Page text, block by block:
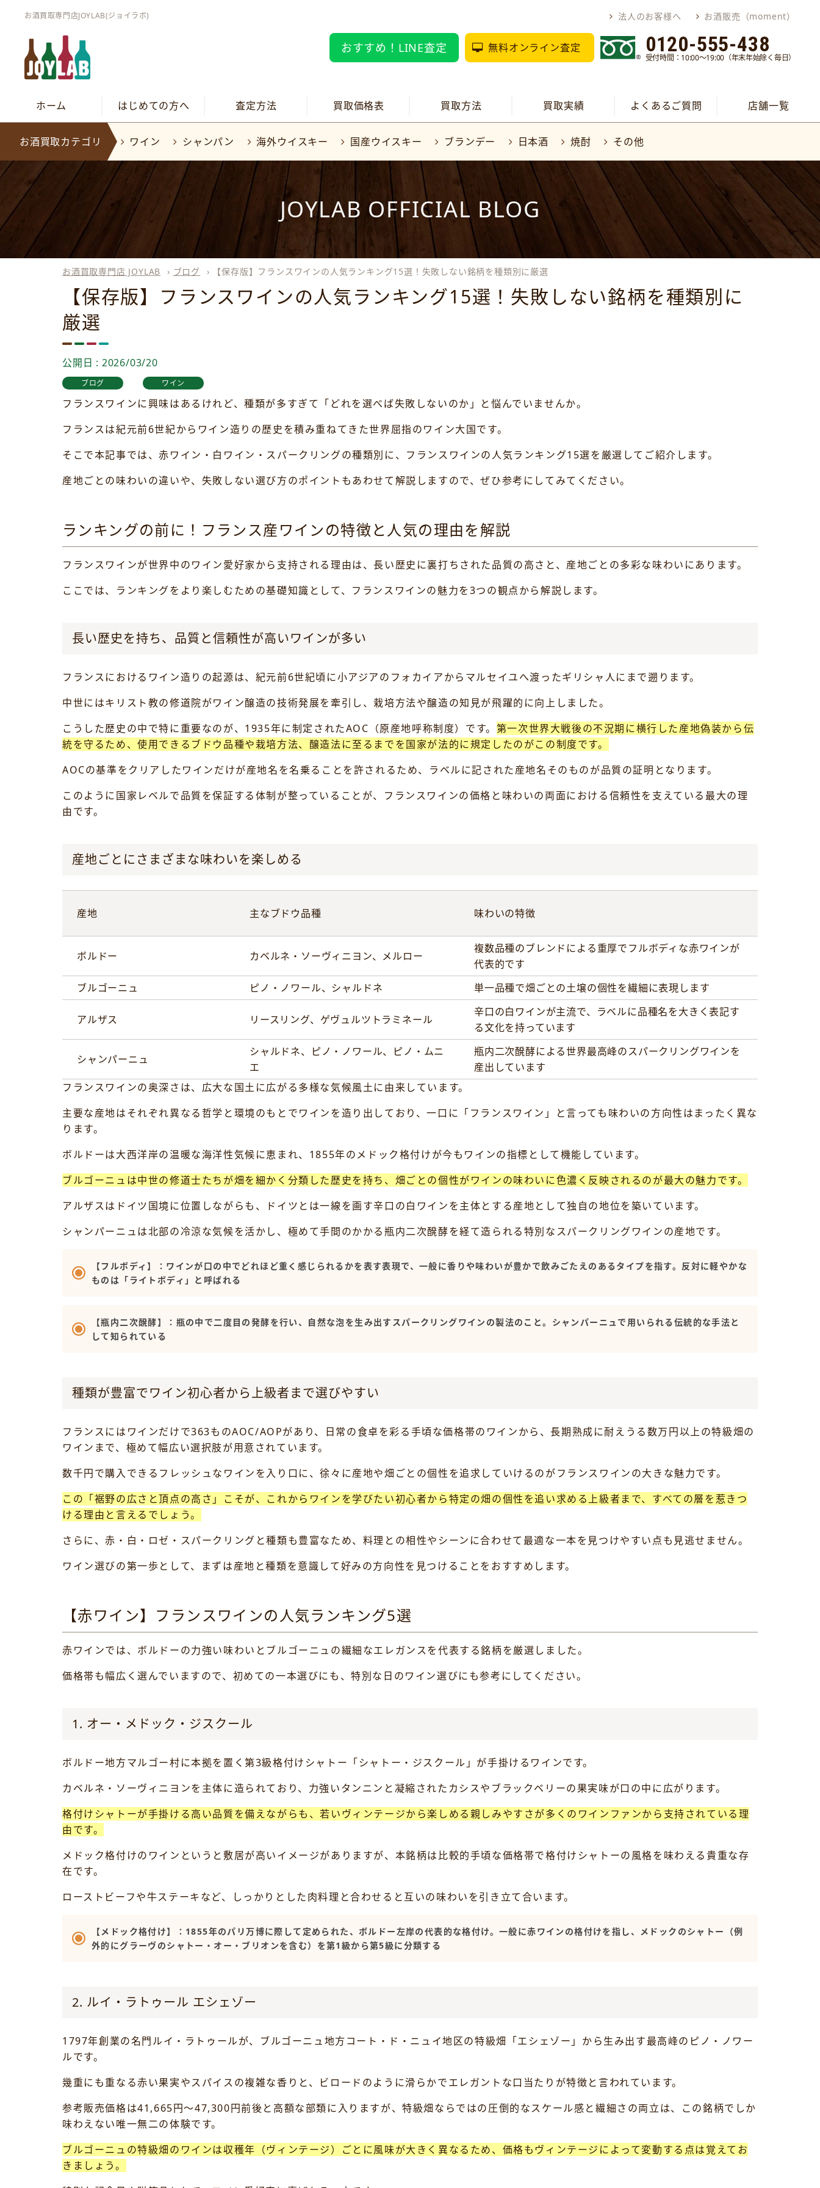
お酒買取専門店JOYLAB(ジョイラボ) 法人のお客様へ お酒販売（moment）
おすすめ！LINE査定 無料オンライン査定 0120-555-438
受付時間：10:00～19:00（年末年始除く毎日）
ホーム はじめての方へ 査定方法 買取価格表 買取方法 買取実績 よくあるご質問 店舗一覧
お酒買取カテゴリ ワイン シャンパン 海外ウイスキー 国産ウイスキー ブランデー 日本酒 焼酎 その他
JOYLAB OFFICIAL BLOG
お酒買取専門店 JOYLAB › ブログ › 【保存版】フランスワインの人気ランキング15選！失敗しない銘柄を種類別に厳選
【保存版】フランスワインの人気ランキング15選！失敗しない銘柄を種類別に
厳選
公開日 : 2026/03/20
ブログ ワイン
フランスワインに興味はあるけれど、種類が多すぎて「どれを選べば失敗しないのか」と悩んでいませんか。
フランスは紀元前6世紀からワイン造りの歴史を積み重ねてきた世界屈指のワイン大国です。
そこで本記事では、赤ワイン・白ワイン・スパークリングの種類別に、フランスワインの人気ランキング15選を厳選してご紹介します。
産地ごとの味わいの違いや、失敗しない選び方のポイントもあわせて解説しますので、ぜひ参考にしてみてください。
ランキングの前に！フランス産ワインの特徴と人気の理由を解説
フランスワインが世界中のワイン愛好家から支持される理由は、長い歴史に裏打ちされた品質の高さと、産地ごとの多彩な味わいにあります。
ここでは、ランキングをより楽しむための基礎知識として、フランスワインの魅力を3つの観点から解説します。
長い歴史を持ち、品質と信頼性が高いワインが多い
フランスにおけるワイン造りの起源は、紀元前6世紀頃に小アジアのフォカイアからマルセイユへ渡ったギリシャ人にまで遡ります。
中世にはキリスト教の修道院がワイン醸造の技術発展を牽引し、栽培方法や醸造の知見が飛躍的に向上しました。
こうした歴史の中で特に重要なのが、1935年に制定されたAOC（原産地呼称制度）です。 第一次世界大戦後の不況期に横行した産地偽装から伝
統を守るため、使用できるブドウ品種や栽培方法、醸造法に至るまでを国家が法的に規定したのがこの制度です。
AOCの基準をクリアしたワインだけが産地名を名乗ることを許されるため、ラベルに記された産地名そのものが品質の証明となります。
このように国家レベルで品質を保証する体制が整っていることが、フランスワインの価格と味わいの両面における信頼性を支えている最大の理
由です。
産地ごとにさまざまな味わいを楽しめる
産地 主なブドウ品種 味わいの特徴
ボルドー カベルネ・ソーヴィニヨン、メルロー
複数品種のブレンドによる重厚でフルボディな赤ワインが
代表的です
ブルゴーニュ
ピノ・ノワール、シャルドネ 単一品種で畑ごとの土壌の個性を繊細に表現します
アルザス リースリング、ゲヴュルツトラミネール
辛口の白ワインが主流で、ラベルに品種名を大きく表記す
る文化を持っています
シャンパーニュ
シャルドネ、ピノ・ノワール、ピノ・ムニ
エ
瓶内二次醗酵による世界最高峰のスパークリングワインを
産出しています
フランスワインの奥深さは、広大な国土に広がる多様な気候風土に由来しています。
主要な産地はそれぞれ異なる哲学と環境のもとでワインを造り出しており、一口に「フランスワイン」と言っても味わいの方向性はまったく異な
ります。
ボルドーは大西洋岸の温暖な海洋性気候に恵まれ、1855年のメドック格付けが今もワインの指標として機能しています。
ブルゴーニュは中世の修道士たちが畑を細かく分類した歴史を持ち、畑ごとの個性がワインの味わいに色濃く反映されるのが最大の魅力です。
アルザスはドイツ国境に位置しながらも、ドイツとは一線を画す辛口の白ワインを主体とする産地として独自の地位を築いています。
シャンパーニュは北部の冷涼な気候を活かし、極めて手間のかかる瓶内二次醗酵を経て造られる特別なスパークリングワインの産地です。
【フルボディ】：ワインが口の中でどれほど重く感じられるかを表す表現で、一般に香りや味わいが豊かで飲みごたえのあるタイプを指す。反対に軽やかな
ものは「ライトボディ」と呼ばれる
【瓶内二次醗酵】：瓶の中で二度目の発酵を行い、自然な泡を生み出すスパークリングワインの製法のこと。シャンパーニュで用いられる伝統的な手法と
して知られている
種類が豊富でワイン初心者から上級者まで選びやすい
フランスにはワインだけで363ものAOC/AOPがあり、日常の食卓を彩る手頃な価格帯のワインから、長期熟成に耐えうる数万円以上の特級畑の
ワインまで、極めて幅広い選択肢が用意されています。
数千円で購入できるフレッシュなワインを入り口に、徐々に産地や畑ごとの個性を追求していけるのがフランスワインの大きな魅力です。
この「裾野の広さと頂点の高さ」こそが、これからワインを学びたい初心者から特定の畑の個性を追い求める上級者まで、すべての層を惹きつ
ける理由と言えるでしょう。
さらに、赤・白・ロゼ・スパークリングと種類も豊富なため、料理との相性やシーンに合わせて最適な一本を見つけやすい点も見逃せません。
ワイン選びの第一歩として、まずは産地と種類を意識して好みの方向性を見つけることをおすすめします。
【赤ワイン】フランスワインの人気ランキング5選
赤ワインでは、ボルドーの力強い味わいとブルゴーニュの繊細なエレガンスを代表する銘柄を厳選しました。
価格帯も幅広く選んでいますので、初めての一本選びにも、特別な日のワイン選びにも参考にしてください。
1. オー・メドック・ジスクール
ボルドー地方マルゴー村に本拠を置く第3級格付けシャトー「シャトー・ジスクール」が手掛けるワインです。
カベルネ・ソーヴィニヨンを主体に造られており、力強いタンニンと凝縮されたカシスやブラックベリーの果実味が口の中に広がります。
格付けシャトーが手掛ける高い品質を備えながらも、若いヴィンテージから楽しめる親しみやすさが多くのワインファンから支持されている理
由です。
メドック格付けのワインというと敷居が高いイメージがありますが、本銘柄は比較的手頃な価格帯で格付けシャトーの風格を味わえる貴重な存
在です。
ローストビーフや牛ステーキなど、しっかりとした肉料理と合わせると互いの味わいを引き立て合います。
【メドック格付け】：1855年のパリ万博に際して定められた、ボルドー左岸の代表的な格付け。一般に赤ワインの格付けを指し、メドックのシャトー（例
外的にグラーヴのシャトー・オー・ブリオンを含む）を第1級から第5級に分類する
2. ルイ・ラトゥール エシェゾー
1797年創業の名門ルイ・ラトゥールが、ブルゴーニュ地方コート・ド・ニュイ地区の特級畑「エシェゾー」から生み出す最高峰のピノ・ノワー
ルです。
幾重にも重なる赤い果実やスパイスの複雑な香りと、ビロードのように滑らかでエレガントな口当たりが特徴と言われています。
参考販売価格は41,665円～47,300円前後と高額な部類に入りますが、特級畑ならではの圧倒的なスケール感と繊細さの両立は、この銘柄でしか
味わえない唯一無二の体験です。
ブルゴーニュの特級畑のワインは収穫年（ヴィンテージ）ごとに風味が大きく異なるため、価格もヴィンテージによって変動する点は覚えてお
きましょう。